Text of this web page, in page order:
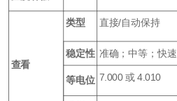
查看
类型 直接/自动保持
稳定性 准确；中等；快速
等电位 7.000 或 4.010